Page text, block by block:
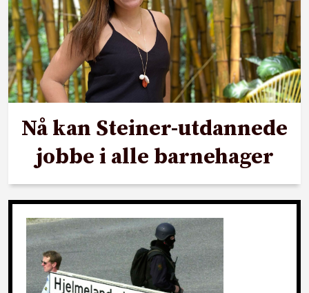
Nå kan Steiner-utdannede
jobbe i alle barnehager